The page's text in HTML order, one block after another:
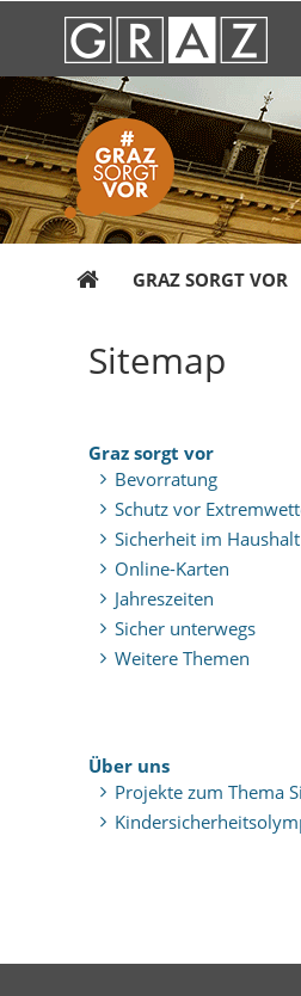
GRAZ SORGT VOR
Sitemap
Graz sorgt vor
Bevorratung
Schutz vor
Sicherheit im Haushalt
Online-Karten
Jahreszeiten
Sicher unterwegs
Weitere Themen
Über uns
Projekte zum Thema